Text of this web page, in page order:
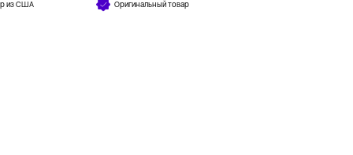
из США Оригинальный товар